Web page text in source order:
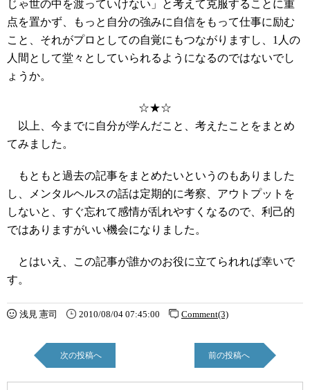
じゃ世の中を渡っていけない」と考えて克服することに重
点を置かず、もっと自分の強みに自信をもって仕事に励む
こと、それがプロとしての自覚にもつながりますし、1人の
人間として堂々としていられるようになるのではないでし
ょうか。
☆★☆
以上、今までに自分が学んだこと、考えたことをまとめ
てみました。
もともと過去の記事をまとめたいというのもありました
し、メンタルヘルスの話は定期的に考察、アウトプットを
しないと、すぐ忘れて感情が乱れやすくなるので、利己的
ではありますがいい機会になりました。
とはいえ、この記事が誰かのお役に立てられれば幸いで
す。
浅見 憲司 2010/08/04 07:45:00 Comment(3)
次の投稿へ 前の投稿へ